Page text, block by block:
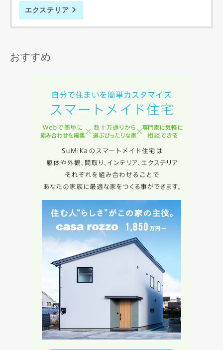
エクステリア
おすすめ
めに利用します。
当社は、本サービス又は利用契約に関し，お客様に発生した
損害について、債務不履行責任、不法行為責任、その他の法
当社は、お客様が本サービスを利用することにより第三者と
入力内容を送信する
キャンセル